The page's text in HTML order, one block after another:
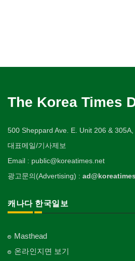
The Korea Times
500 Sheppard Ave. E. Unit 206 &
대표메일/기사제보
Email : public@koreatimes.net
광고문의(Advertising) :
캐나다 한국일보
Masthead
온라인지면 보기